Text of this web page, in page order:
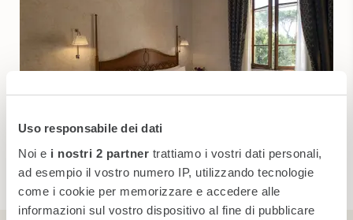
Uso responsabile dei dati
Noi e i nostri 2 partner trattiamo i vostri dati personali,
ad esempio il vostro numero IP, utilizzando tecnologie
come i cookie per memorizzare e accedere alle
informazioni sul vostro dispositivo al fine di pubblicare